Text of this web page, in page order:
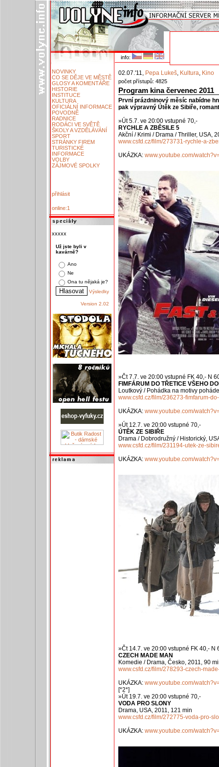
info:
NOVINKY
CO SE DĚJE VE MĚSTĚ
GLOSY A KOMENTÁŘE
HISTORIE
INSTITUCE
KULTURA
OFICIÁLNÍ INFORMACE
POVODNĚ
RADNICE
RODÁCI VE SVĚTĚ
ŠKOLY A VZDĚLÁVÁNÍ
SPORT
STRÁNKY FIREM
TURISTICKÉ
INFORMACE
VOLBY
ZÁJMOVÉ SPOLKY
přihlásit
online:1
xxxxx
Už jste byli v
kavárně?
Ano
Ne
Ona tu nějaká je?
Výsledky
Version 2.02
02.07.'11, Pepa Lukeš, Kultura, Kino
počet přístupů: 4825
Program kina červenec 2011
První prázdninový měsíc nabídne
pak výpravný Útěk ze Sibiře,
»Út 5.7. ve 20:00 vstupné 70,-
RYCHLE A ZBĚSILE 5
Akční / Krimi / Drama / Thriller, USA,
www.csfd.cz/film/273731-rychle-a-
UKÁZKA: www.youtube.com/
»Čt 7.7. ve 20:00 vstupné FK 40,- N
FIMFÁRUM DO TŘETICE VŠEHO
Loutkový / Pohádka na motivy
www.csfd.cz/film/236273-fimfarum-
UKÁZKA: www.youtube.com/
»Út 12.7. ve 20:00 vstupné 70,-
ÚTĚK ZE SIBIŘE
Drama / Dobrodružný / Historický,
www.csfd.cz/film/231194-utek-ze-
UKÁZKA: www.youtube.com/
»Čt 14.7. ve 20:00 vstupné FK 40,- N
CZECH MADE MAN
Komedie / Drama, Česko, 2011, 90
www.csfd.cz/film/278293-czech-
UKÁZKA: www.youtube.com/
[*2*]
»Út 19.7. ve 20:00 vstupné 70,-
VODA PRO SLONY
Drama, USA, 2011, 121 min
www.csfd.cz/film/272775-voda-pro-
UKÁZKA: www.youtube.com/